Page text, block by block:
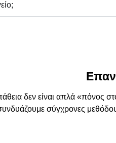
δεν είναι απλά «πόνος
σύγχρονες